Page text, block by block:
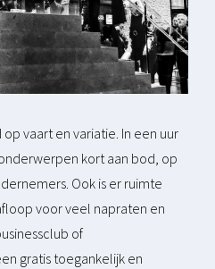
vaart en variatie. In een uur
kort aan bod, op
Ook is er ruimte
voor veel napraten en
of
gratis toegankelijk en